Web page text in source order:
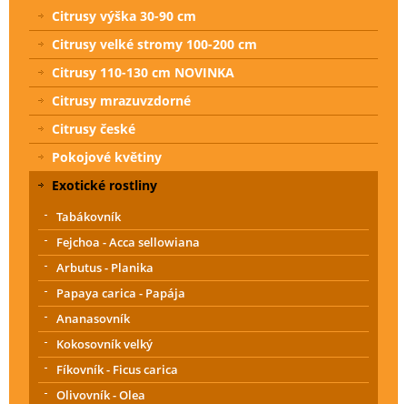
Citrusy výška 30-90 cm
Citrusy velké stromy 100-200 cm
Citrusy 110-130 cm NOVINKA
Citrusy mrazuvzdorné
Citrusy české
Pokojové květiny
Exotické rostliny
Tabákovník
Fejchoa - Acca sellowiana
Arbutus - Planika
Papaya carica - Papája
Ananasovník
Kokosovník velký
Fíkovník - Ficus carica
Olivovník - Olea